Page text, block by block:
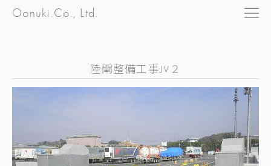
Oonuki.Co., Ltd.
陸閘整備工事JV２